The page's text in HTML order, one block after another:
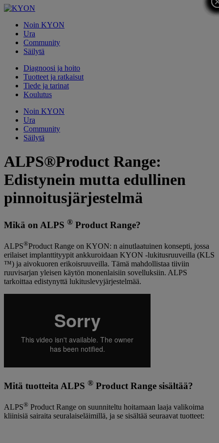
Noin KYON
Ura
Community
Säilytä
Diagnoosi ja hoito
Tuotteet ja ratkaisut
Tiede ja tarinat
Koulutus
Noin KYON
Ura
Community
Säilytä
ALPS®Product Range:
Edistynein mutta edullinen
pinnoitusjärjestelmä
Mikä on ALPS ® Product Range?
ALPS®Product Range on KYON: n ainutlaatuinen konsepti, jossa
erilaiset implanttityypit ankkuroidaan KYON -lukitusruuveilla (KLS
™) ja aivokuoren erikoisruuveilla. Tämä mahdollistaa tiiviin
ruuvisarjan yleisen käytön monenlaisiin sovelluksiin. ALPS
tarkoittaa edistynyttä lukituslevyjärjestelmää.
Mitä tuotteita ALPS ® Product Range sisältää?
ALPS® Product Range on suunniteltu hoitamaan laaja valikoima
kliinisiä sairaita seuralaiseläimillä, ja se sisältää seuraavat tuotteet: